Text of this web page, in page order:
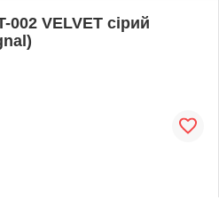
002 VELVET сірий